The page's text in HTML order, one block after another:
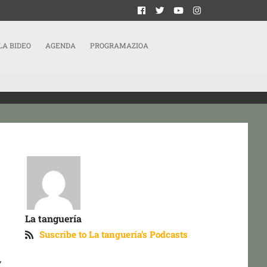
BIDEO AGENDA PROGRAMAZIOA
La tanguería
Suscribe to La tanguería's Podcasts